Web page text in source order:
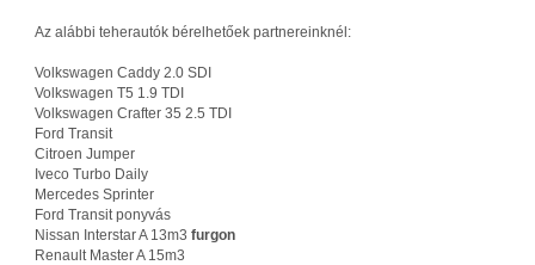
Az alábbi teherautók bérelhetőek partnereinknél:
Volkswagen Caddy 2.0 SDI
Volkswagen T5 1.9 TDI
Volkswagen Crafter 35 2.5 TDI
Ford Transit
Citroen Jumper
Iveco Turbo Daily
Mercedes Sprinter
Ford Transit ponyvás
Nissan Interstar A 13m3 furgon
Renault Master A 15m3